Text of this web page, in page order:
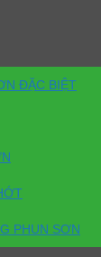
ĐẶC BIỆT
PHUN SƠN